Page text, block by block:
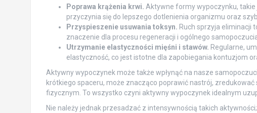
Poprawa krążenia krwi. Aktywne formy wypoczynku, takie
przyczynia się do lepszego dotlenienia organizmu oraz
Przyspieszenie usuwania toksyn. Ruch sprzyja eliminacji
znaczenie dla procesu regeneracji i ogólnego
Utrzymanie elastyczności mięśni i stawów. Regularne,
elastyczność, co jest istotne dla zapobiegania kontuzjom
Aktywny wypoczynek może także wpłynąć na nasze
krótkiego spaceru, może znacząco poprawić nastrój,
fizycznym. To wszystko czyni aktywny wypoczynek idealnym
Nie należy jednak przesadzać z intensywnością takich